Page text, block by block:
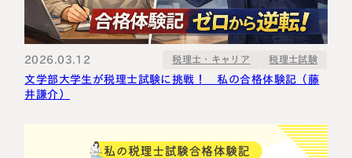
2026.03.12 税理士・キャリア 税理士試験
文学部大学生が税理士試験に挑戦！ 私の合格体験記（藤
井謙介）